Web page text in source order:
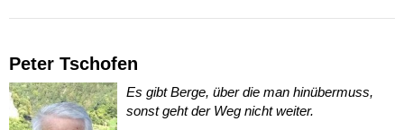
Peter Tschofen
Es gibt Berge, über die man hinübermuss,
sonst geht der Weg nicht weiter.